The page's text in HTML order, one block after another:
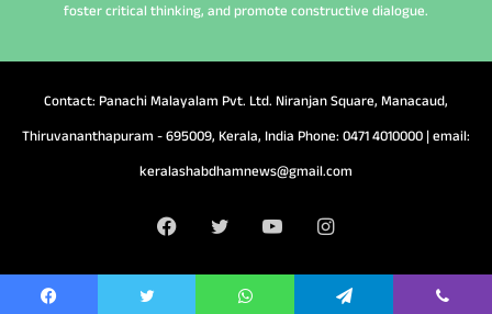
foster critical thinking, and promote constructive dialogue.
Contact: Panachi Malayalam Pvt. Ltd. Niranjan Square, Manacaud,
Thiruvananthapuram - 695009, Kerala, India Phone: 0471 4010000 | email:
keralashabdhamnews@gmail.com
FacebookTwitterYouTubeInstagram